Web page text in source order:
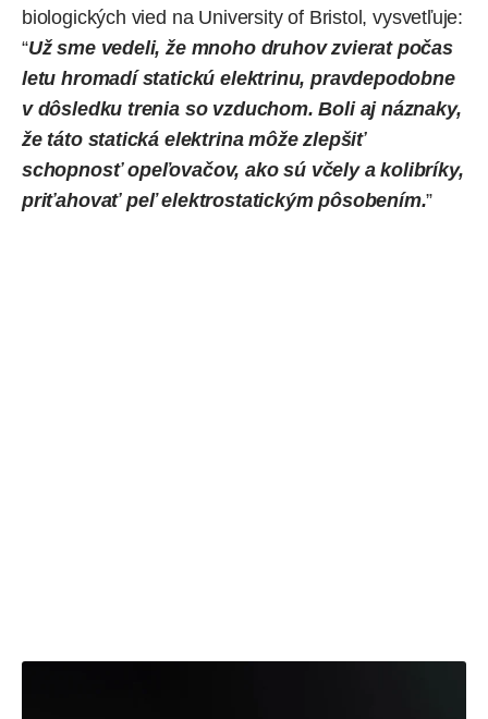
biologických vied na University of Bristol, vysvetľuje:
“Už sme vedeli, že mnoho druhov zvierat počas
letu hromadí statickú elektrinu, pravdepodobne
v dôsledku trenia so vzduchom. Boli aj náznaky,
že táto statická elektrina môže zlepšiť
schopnosť opeľovačov, ako sú včely a kolibríky,
priťahovať peľ elektrostatickým pôsobením.”